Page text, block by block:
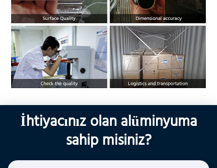
İhtiyacınız olan alüminyuma
sahip misiniz?